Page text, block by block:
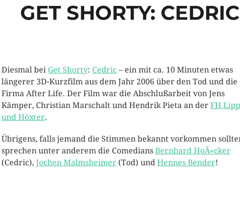
GET SHORTY: CEDRIC
Diesmal bei Get Shorty: Cedric – ein mit ca. 10 Minuten etwas
längerer 3D-Kurzfilm aus dem Jahr 2006 über den Tod und die
Firma After Life. Der Film war die Abschlußarbeit von Jens
Kämper, Christian Marschalt und Hendrik Pieta an der FH
und Höxter.
Übrigens, falls jemand die Stimmen bekannt vorkommen
sprechen unter anderem die Comedians Bernhard HoÃ«cker
(Cedric), Jochen Malmsheimer (Tod) und Hennes Bender!